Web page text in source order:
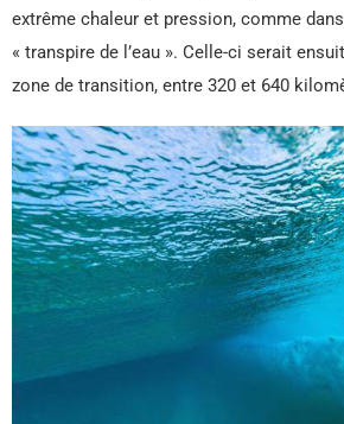
extrême chaleur et pression, comme
« transpire de l’eau ». Celle-ci serait
zone de transition, entre 320 et 640